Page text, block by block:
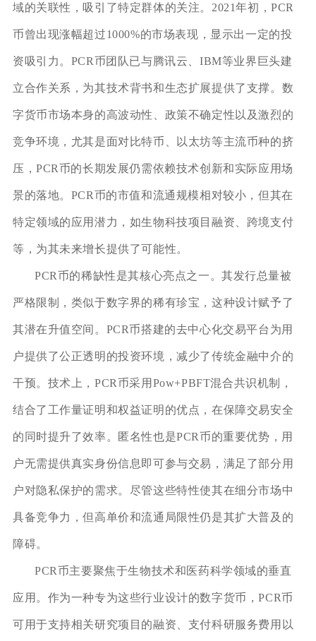
域的关联性，吸引了特定群体的关注。2021年初，PCR
币曾出现涨幅超过1000%的市场表现，显示出一定的投
资吸引力。PCR币团队已与腾讯云、IBM等业界巨头建
立合作关系，为其技术背书和生态扩展提供了支撑。数
字货币市场本身的高波动性、政策不确定性以及激烈的
竞争环境，尤其是面对比特币、以太坊等主流币种的挤
压，PCR币的长期发展仍需依赖技术创新和实际应用场
景的落地。PCR币的市值和流通规模相对较小，但其在
特定领域的应用潜力，如生物科技项目融资、跨境支付
等，为其未来增长提供了可能性。
PCR币的稀缺性是其核心亮点之一。其发行总量被
严格限制，类似于数字界的稀有珍宝，这种设计赋予了
其潜在升值空间。PCR币搭建的去中心化交易平台为用
户提供了公正透明的投资环境，减少了传统金融中介的
干预。技术上，PCR币采用Pow+PBFT混合共识机制，
结合了工作量证明和权益证明的优点，在保障交易安全
的同时提升了效率。匿名性也是PCR币的重要优势，用
户无需提供真实身份信息即可参与交易，满足了部分用
户对隐私保护的需求。尽管这些特性使其在细分市场中
具备竞争力，但高单价和流通局限性仍是其扩大普及的
障碍。
PCR币主要聚焦于生物技术和医药科学领域的垂直
应用。作为一种专为这些行业设计的数字货币，PCR币
可用于支持相关研究项目的融资、支付科研服务费用以